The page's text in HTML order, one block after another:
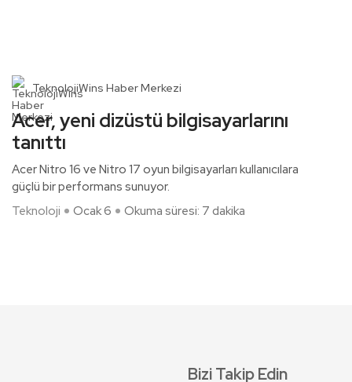
TeknolojiWins Haber Merkezi
Acer, yeni dizüstü bilgisayarlarını
tanıttı
Acer Nitro 16 ve Nitro 17 oyun bilgisayarları kullanıcılara
güçlü bir performans sunuyor.
Teknoloji
Ocak 6 Okuma süresi: 7 dakika
Bizi Takip Edin